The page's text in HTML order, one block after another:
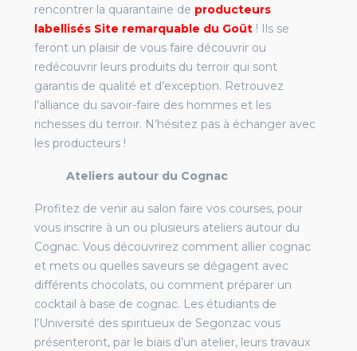
rencontrer la quarantaine de producteurs
labellisés Site remarquable du Goût ! Ils se
feront un plaisir de vous faire découvrir ou
redécouvrir leurs produits du terroir qui sont
garantis de qualité et d’exception. Retrouvez
l’alliance du savoir-faire des hommes et les
richesses du terroir. N’hésitez pas à échanger avec
les producteurs !
Ateliers autour du Cognac
Profitez de venir au salon faire vos courses, pour
vous inscrire à un ou plusieurs ateliers autour du
Cognac. Vous découvrirez comment allier cognac
et mets ou quelles saveurs se dégagent avec
différents chocolats, ou comment préparer un
cocktail à base de cognac. Les étudiants de
l’Université des spiritueux de Segonzac vous
présenteront, par le biais d’un atelier, leurs travaux